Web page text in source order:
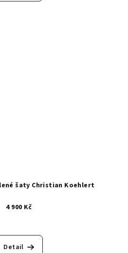
šaty Christian Koehlert
4 900 Kč
Detail